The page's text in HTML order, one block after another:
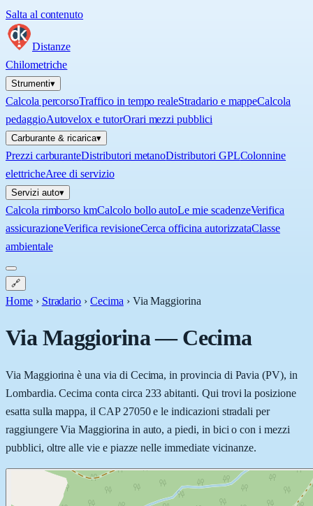
Salta al contenuto
Distanze
Chilometriche
Strumenti▾
Calcola percorsoTraffico in tempo realeStradario e mappeCalcola
pedaggioAutovelox e tutorOrari mezzi pubblici
Carburante & ricarica▾
Prezzi carburanteDistributori metanoDistributori GPLColonnine
elettricheAree di servizio
Servizi auto▾
Calcola rimborso kmCalcolo bollo autoLe mie scadenzeVerifica
assicurazioneVerifica revisioneCerca officina autorizzataClasse
ambientale
🔗
Home › Stradario › Cecima › Via Maggiorina
Via Maggiorina—Cecima
Via Maggiorina è una via di Cecima, in provincia di Pavia (PV), in
Lombardia. Cecima conta circa 233 abitanti. Qui trovi la posizione
esatta sulla mappa, il CAP 27050 e le indicazioni stradali per
raggiungere Via Maggiorina in auto, a piedi, in bici o con i mezzi
pubblici, oltre alle vie e piazze nelle immediate vicinanze.